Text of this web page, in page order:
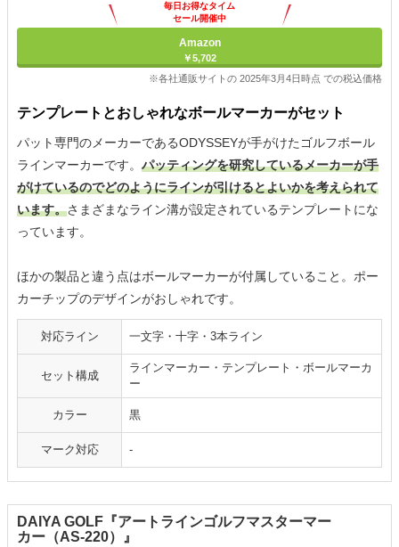
毎日お得なタイム
セール開催中
Amazon
￥5,702
※各社通販サイトの 2025年3月4日時点 での税込価格
テンプレートとおしゃれなボールマーカーがセット
パット専門のメーカーであるODYSSEYが手がけたゴルフボール
ラインマーカーです。 パッティングを研究しているメーカーが手
がけているのでどのようにラインが引けるとよいかを考えられて
います。さまざまなライン溝が設定されているテンプレートにな
っています。
ほかの製品と違う点はボールマーカーが付属していること。ポー
カーチップのデザインがおしゃれです。
対応ライン 一文字・十字・3本ライン
セット構成
ラインマーカー・テンプレート・ボールマーカ
ー
カラー 黒
マーク対応 -
DAIYA GOLF『アートラインゴルフマスターマー
カー（AS-220）』